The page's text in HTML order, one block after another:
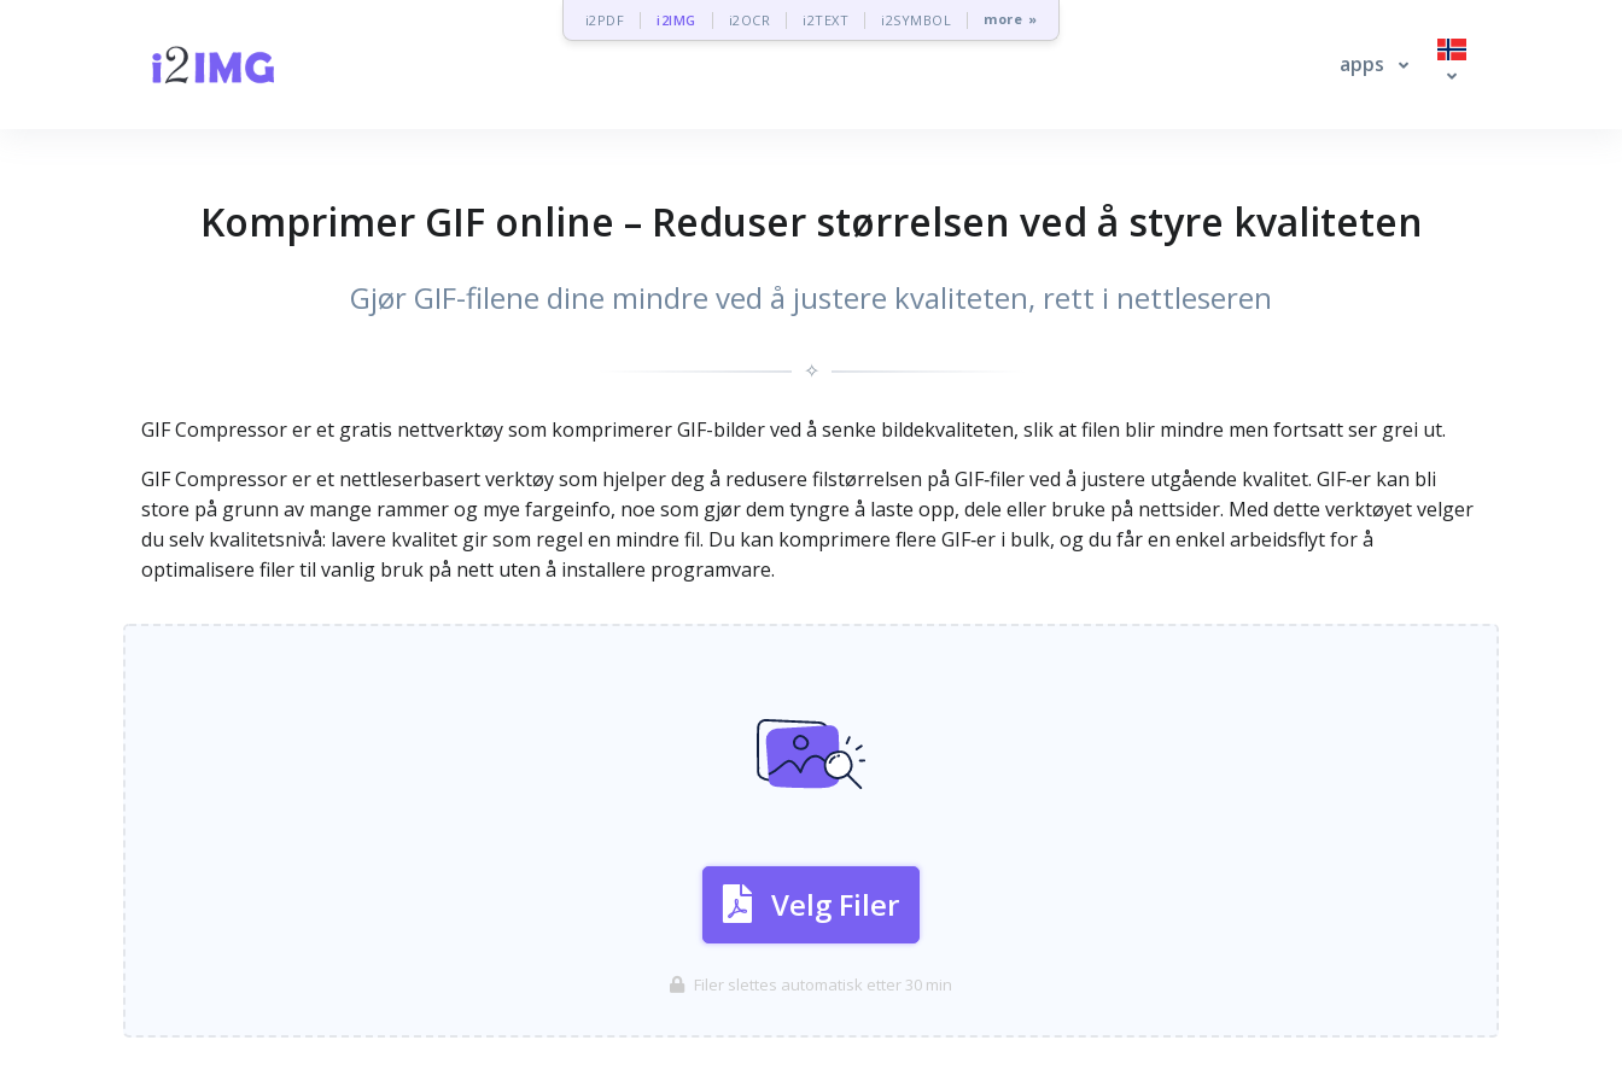
i2PDF i2IMG i2OCR i2TEXT i2SYMBOL more »
apps
Komprimer GIF online – Reduser størrelsen ved å styre kvaliteten
Gjør GIF-filene dine mindre ved å justere kvaliteten, rett i nettleseren
✧
GIF Compressor er et gratis nettverktøy som komprimerer GIF-bilder ved å senke bildekvaliteten, slik at filen blir mindre men fortsatt ser grei ut.
GIF Compressor er et nettleserbasert verktøy som hjelper deg å redusere filstørrelsen på GIF‑filer ved å justere utgående kvalitet. GIF‑er kan bli
store på grunn av mange rammer og mye fargeinfo, noe som gjør dem tyngre å laste opp, dele eller bruke på nettsider. Med dette verktøyet velger
du selv kvalitetsnivå: lavere kvalitet gir som regel en mindre fil. Du kan komprimere flere GIF‑er i bulk, og du får en enkel arbeidsflyt for å
optimalisere filer til vanlig bruk på nett uten å installere programvare.
Velg Filer
Filer slettes automatisk etter 30 min